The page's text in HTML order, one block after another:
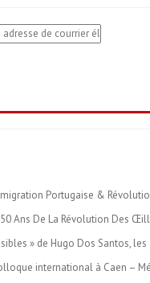
Portugaise &
50 Ans De La Révolution Des
» de Hugo Dos Santos,
international à Caen –